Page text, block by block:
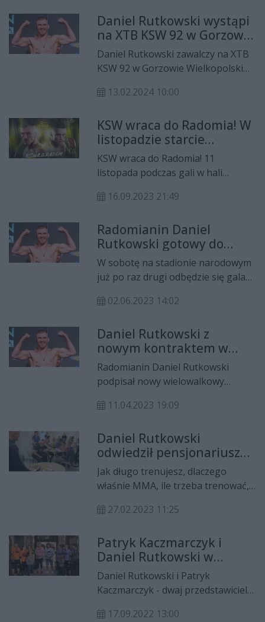
Daniel Rutkowski wystąpi
na XTB KSW 92 w Gorzowie
Wielkopolskim
Daniel Rutkowski zawalczy na XTB
KSW 92 w Gorzowie Wielkopolskim.
odbędzie się 16 marca będzie
13.02.2024 10:00
KSW wraca do Radomia! W
listopadzie starcie
Rutkowski vs
Kaczmarczyk!
KSW wraca do Radomia! 11
listopada podczas gali w hali
powalczy dwóch radomian - Daniel
16.09.2023 21:49
Radomianin Daniel
Rutkowski gotowy do
starcia podczas XTB KSW
Colosseum 2
W sobotę na stadionie narodowym
już po raz drugi odbędzie się gala
zdecydują się wziąć w niej udział
nich starcie Daniela Rutkowskiego
z Adamem Soldayevem.
02.06.2023 14:02
Daniel Rutkowski z
nowym kontraktem w
KSW i walką z Adamem
Soldaevem
Radomianin Daniel Rutkowski
podpisał nowy wielowalkowy
sztuk walk - KSW. To nie jedyna
popularnego Rutka. Zawodnik już 3
czerwca wystąpi podczas gali XTB
KSW Colosseum 2, która odbędzie
się na stadionie PGE Narodowy!
11.04.2023 19:09
Daniel Rutkowski
odwiedził pensjonariuszy
w Krzyżanowicach
Jak długo trenujesz, dlaczego
właśnie MMA, ile trzeba trenować,
pytania usłyszał Daniel Rutkowski,
walki od mieszkańców
Powiatowego Centrum Opiekuńczo
Mieszkalnego w Krzyżanowicach.
Wszystko w ramach spotkań w
cyklu “Spełniamy ludzkie marzenia”.
27.02.2023 11:25
Patryk Kaczmarczyk i
Daniel Rutkowski w
odcinku Fort Boyard
Daniel Rutkowski i Patryk
Kaczmarczyk - dwaj przedstawiciele
federacji KSW - wystąpili w odcinku
17.09.2022 13:00